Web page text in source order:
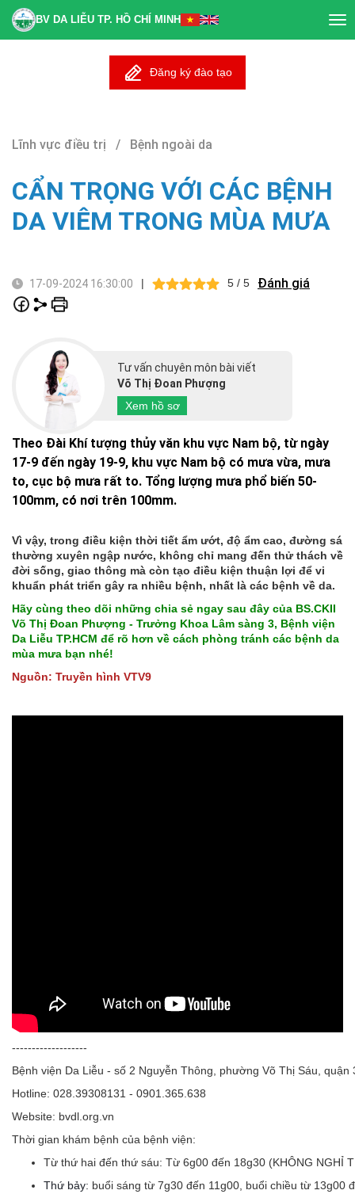
BV DA LIỄU TP. HỒ CHÍ MINH
Đăng ký đào tạo
Lĩnh vực điều trị / Bệnh ngoài da
CẨN TRỌNG VỚI CÁC BỆNH
DA VIÊM TRONG MÙA MƯA
17-09-2024 16:30:00 | 5 / 5 Đánh giá
Tư vấn chuyên môn bài viết
Võ Thị Đoan Phượng
Xem hồ sơ
Theo Đài Khí tượng thủy văn khu vực Nam bộ, từ ngày
17-9 đến ngày 19-9, khu vực Nam bộ có mưa vừa, mưa
to, cục bộ mưa rất to. Tổng lượng mưa phổ biến 50-
100mm, có nơi trên 100mm.
Vì vậy, trong điều kiện thời tiết ẩm ướt, độ ẩm cao, đường sá
thường xuyên ngập nước, không chỉ mang đến thử thách về
đời sống, giao thông mà còn tạo điều kiện thuận lợi để vi
khuẩn phát triển gây ra nhiều bệnh, nhất là các bệnh về da.
Hãy cùng theo dõi những chia sẻ ngay sau đây của BS.CKII
Võ Thị Đoan Phượng - Trưởng Khoa Lâm sàng 3, Bệnh viện
Da Liễu TP.HCM để rõ hơn về cách phòng tránh các bệnh da
mùa mưa bạn nhé!
Nguồn: Truyền hình VTV9
-------------------
Bệnh viện Da Liễu - số 2 Nguyễn Thông, phường Võ Thị Sáu, quận
Hotline: 028.39308131 - 0901.365.638
Website: bvdl.org.vn
Thời gian khám bệnh của bệnh viện:
Từ thứ hai đến thứ sáu: Từ 6g00 đến 18g30 (KHÔNG NGHỈ
Thứ bảy: buổi sáng từ 7g30 đến 11g00, buổi chiều từ 13g00